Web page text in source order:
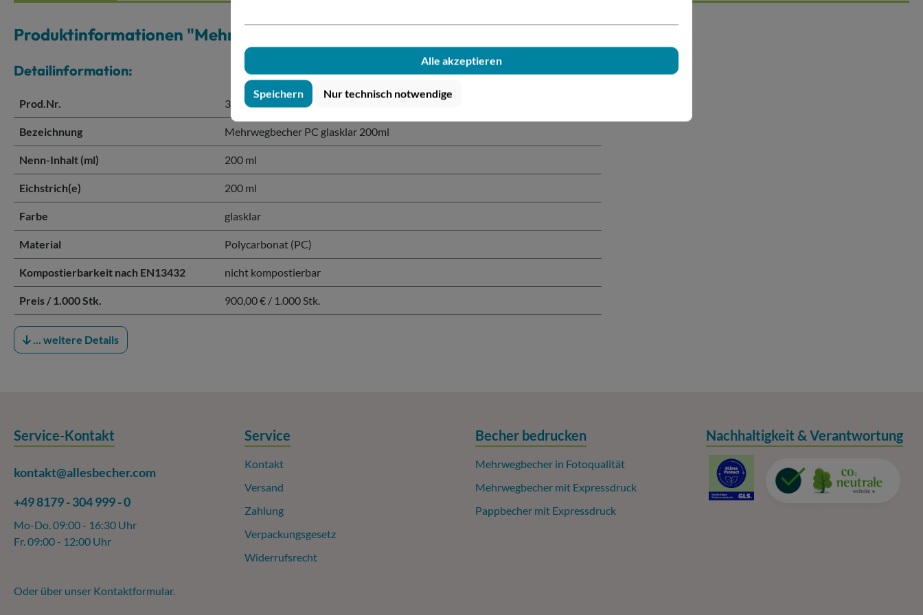
Produktinformationen "Mehrwegbecher PC glasklar 200ml"
Detailinformation:
Prod.Nr. 333120
Bezeichnung Mehrwegbecher PC glasklar 200ml
Nenn-Inhalt (ml) 200 ml
Eichstrich(e) 200 ml
Farbe glasklar
Material Polycarbonat (PC)
Kompostierbarkeit nach EN13432 nicht kompostierbar
Preis / 1.000 Stk. 900,00 € / 1.000 Stk.
... weitere Details
Service-Kontakt
kontakt@allesbecher.com
+49 8179 - 304 999 - 0
Mo-Do. 09:00 - 16:30 Uhr
Fr. 09:00 - 12:00 Uhr
Oder über unser Kontaktformular.
Service
Kontakt
Versand
Zahlung
Verpackungsgesetz
Widerrufsrecht
Becher bedrucken
Mehrwegbecher in Fotoqualität
Mehrwegbecher mit Expressdruck
Pappbecher mit Expressdruck
Nachhaltigkeit & Verantwortung
Alle akzeptieren
Speichern Nur technisch notwendige